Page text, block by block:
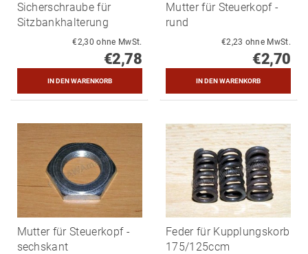
Sicherschraube für
Sitzbankhalterung
€2,30 ohne MwSt.
€2,78
Mutter für Steuerkopf -
rund
€2,23 ohne MwSt.
€2,70
Mutter für Steuerkopf -
sechskant
Feder für Kupplungskorb
175/125ccm